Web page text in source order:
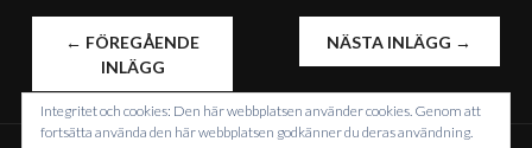
INLÄGGSNAVIGERING
← FÖREGÅENDE
INLÄGG
NÄSTA INLÄGG →
Integritet och cookies: Den här webbplatsen använder cookies. Genom att
fortsätta använda den här webbplatsen godkänner du deras användning.